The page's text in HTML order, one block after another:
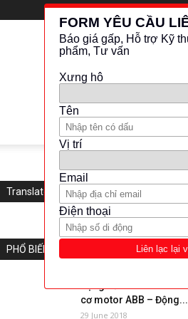
Translate this website
PHỔ BIẾN
cơ motor ABB – Động...
29 June 2018